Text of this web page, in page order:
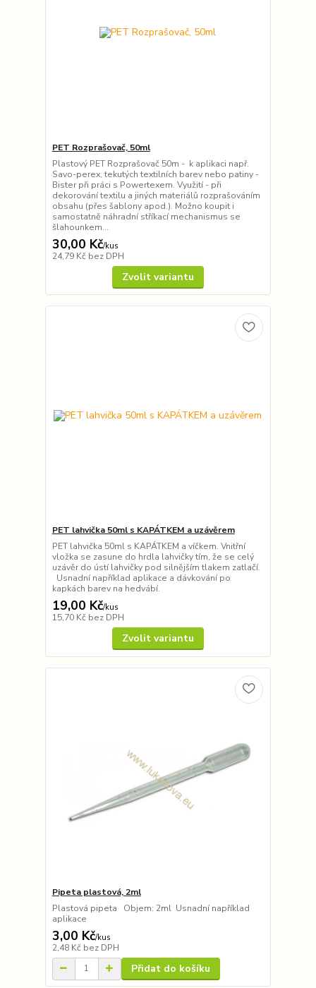
PET Rozprašovač, 50ml
Plastový PET Rozprašovač 50m - k aplikaci např.
Savo-perex, tekutých textilních barev nebo patiny -
Bister při práci s Powertexem. Využití - při
dekorování textilu a jiných materiálů rozprašováním
obsahu (přes šablony apod.). Možno koupit i
samostatně náhradní stříkací mechanismus se
šlahounkem...
30,00 Kč/kus
24,79 Kč bez DPH
Zvolit variantu
PET lahvička 50ml s KAPÁTKEM a uzávěrem
PET lahvička 50ml s KAPÁTKEM a víčkem. Vnitřní
vložka se zasune do hrdla lahvičky tím, že se celý
uzávěr do ústí lahvičky pod silnějším tlakem zatlačí.
Usnadní například aplikace a dávkování po
kapkách barev na hedvábí.
19,00 Kč/kus
15,70 Kč bez DPH
Zvolit variantu
Pipeta plastová, 2ml
Plastová pipeta Objem: 2ml Usnadní například
aplikace
3,00 Kč/kus
2,48 Kč bez DPH
Přidat do košíku